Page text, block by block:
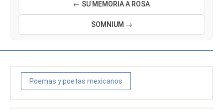
← SU MEMORIA A ROSA
SOMNIUM →
Poemas y poetas mexicanos